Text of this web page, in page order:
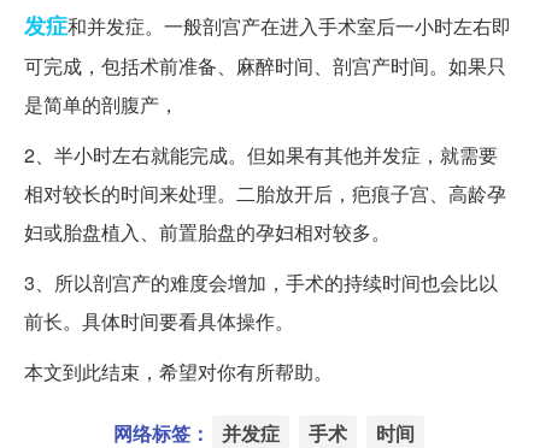
发症和并发症。一般剖宫产在进入手术室后一小时左右即
可完成，包括术前准备、麻醉时间、剖宫产时间。如果只
是简单的剖腹产，
2、半小时左右就能完成。但如果有其他并发症，就需要
相对较长的时间来处理。二胎放开后，疤痕子宫、高龄孕
妇或胎盘植入、前置胎盘的孕妇相对较多。
3、所以剖宫产的难度会增加，手术的持续时间也会比以
前长。具体时间要看具体操作。
本文到此结束，希望对你有所帮助。
网络标签： 并发症 手术 时间